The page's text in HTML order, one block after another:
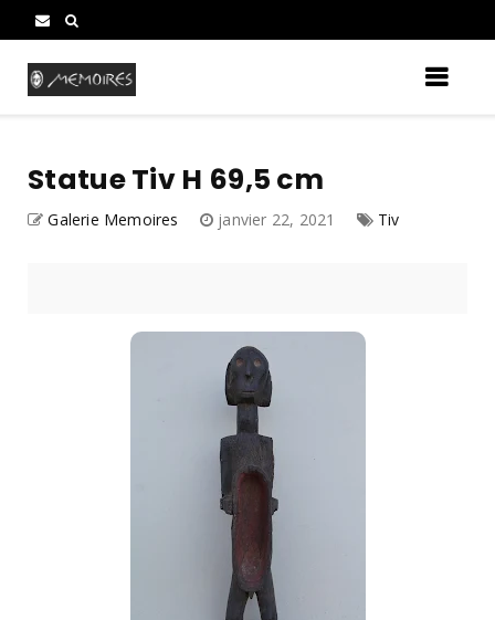
Statue Tiv H 69,5 cm
Galerie Memoires janvier 22, 2021 Tiv